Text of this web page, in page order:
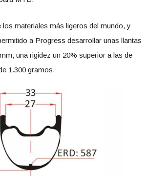
los materiales más ligeros del mundo, y
a Progress desarrollar unas llantas
una rigidez un 20% superior a las de
1.300 gramos.